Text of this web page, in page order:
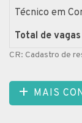
Técnico em
Total de vagas
CR: Cadastro de
MAIS